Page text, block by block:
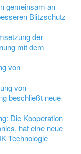
gemeinsam an
Blitzschutz
der
mit dem
von
von
beschließt neue
Die Kooperation
hat eine neue
Technologie